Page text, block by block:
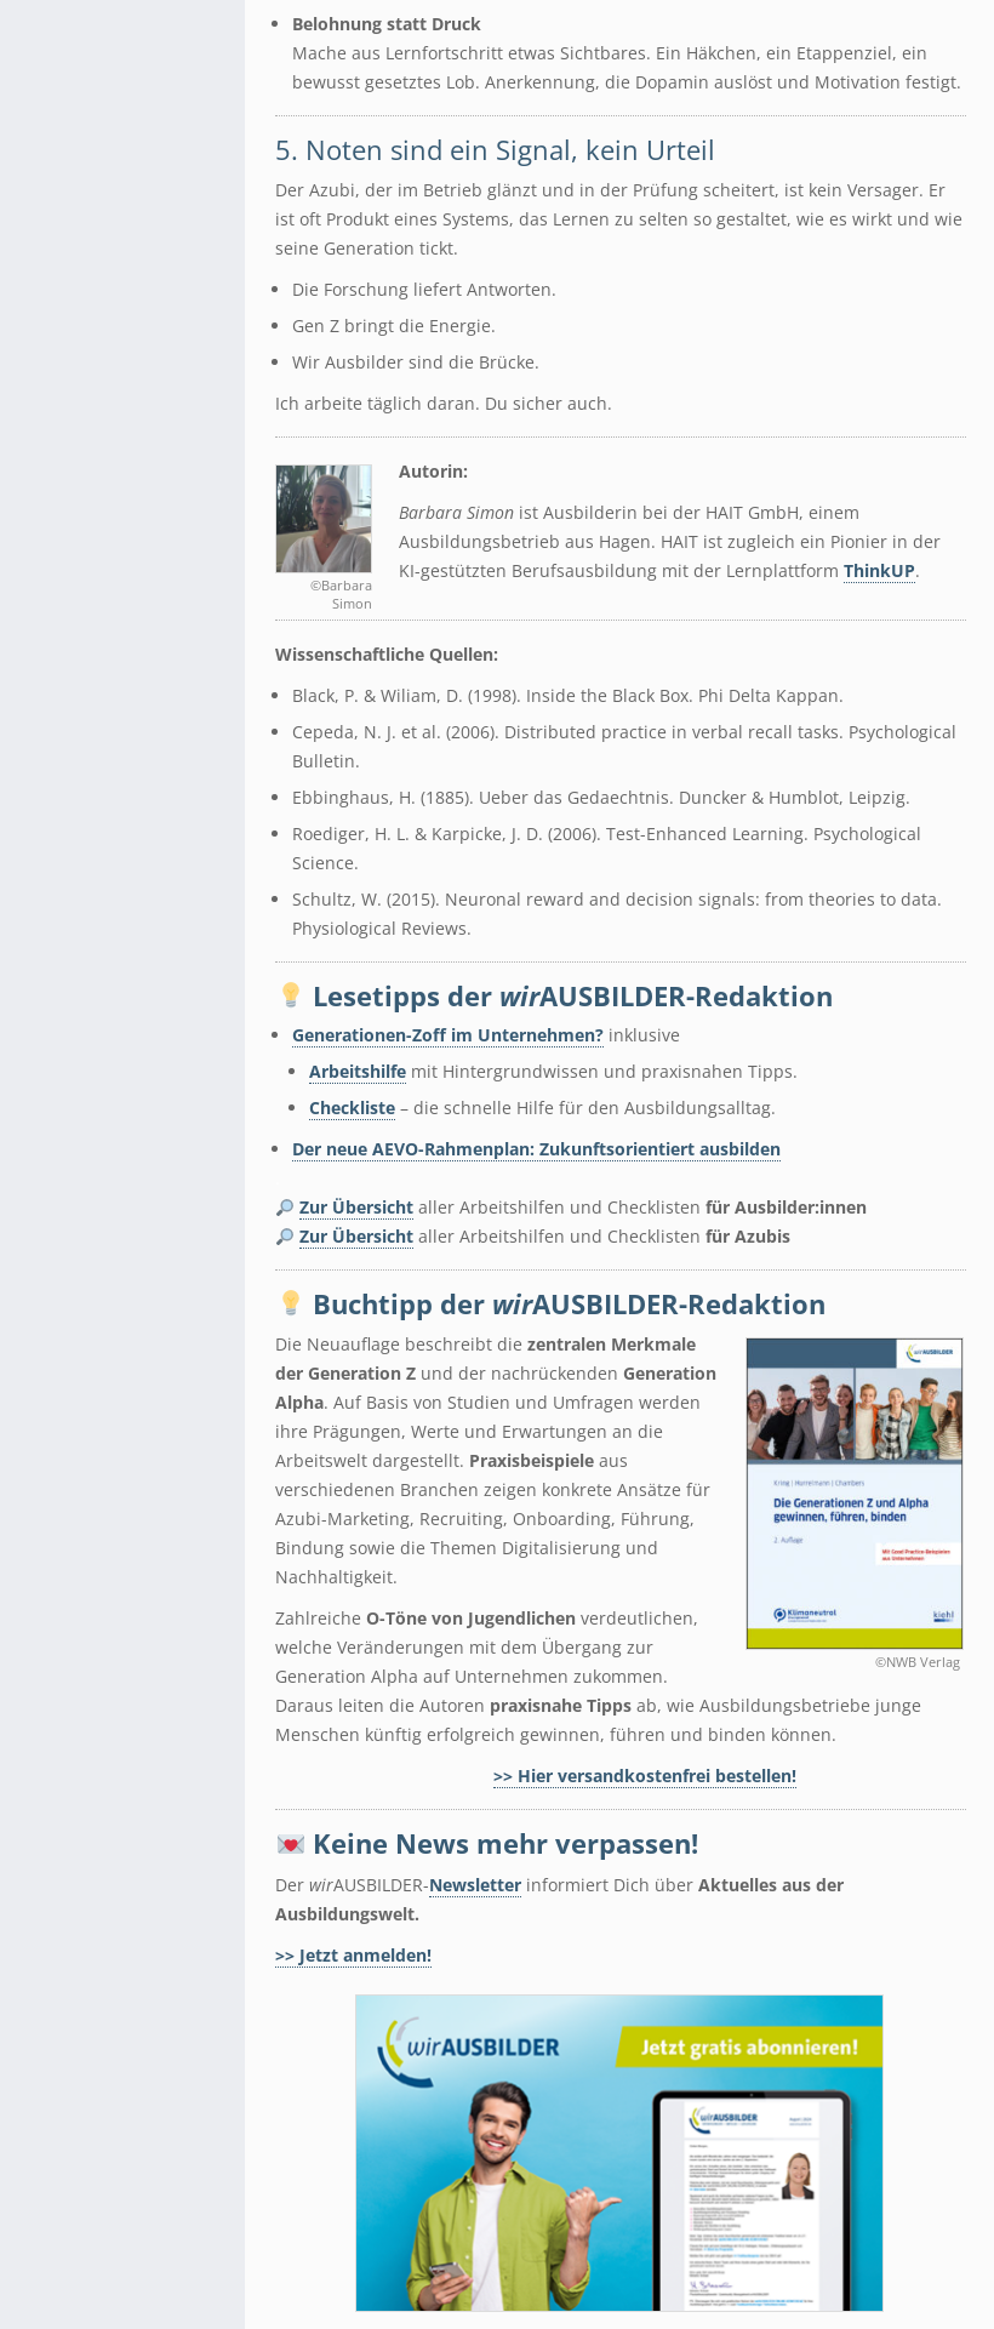
Belohnung statt Druck
Mache aus Lernfortschritt etwas Sichtbares. Ein Häkchen, ein Etappenziel, ein
bewusst gesetztes Lob. Anerkennung, die Dopamin auslöst und Motivation festigt.
5. Noten sind ein Signal, kein Urteil
Der Azubi, der im Betrieb glänzt und in der Prüfung scheitert, ist kein Versager. Er
ist oft Produkt eines Systems, das Lernen zu selten so gestaltet, wie es wirkt und wie
seine Generation tickt.
Die Forschung liefert Antworten.
Gen Z bringt die Energie.
Wir Ausbilder sind die Brücke.
Ich arbeite täglich daran. Du sicher auch.
©Barbara
Simon
Autorin:
Barbara Simon ist Ausbilderin bei der HAIT GmbH, einem
Ausbildungsbetrieb aus Hagen. HAIT ist zugleich ein Pionier in der
KI-gestützten Berufsausbildung mit der Lernplattform ThinkUP.
Wissenschaftliche Quellen:
Black, P. & Wiliam, D. (1998). Inside the Black Box. Phi Delta Kappan.
Cepeda, N. J. et al. (2006). Distributed practice in verbal recall tasks. Psychological
Bulletin.
Ebbinghaus, H. (1885). Ueber das Gedaechtnis. Duncker & Humblot, Leipzig.
Roediger, H. L. & Karpicke, J. D. (2006). Test-Enhanced Learning. Psychological
Science.
Schultz, W. (2015). Neuronal reward and decision signals: from theories to data.
Physiological Reviews.
Lesetipps der wirAUSBILDER-Redaktion
Generationen-Zoff im Unternehmen? inklusive
Arbeitshilfe mit Hintergrundwissen und praxisnahen Tipps.
Checkliste – die schnelle Hilfe für den Ausbildungsalltag.
Der neue AEVO-Rahmenplan: Zukunftsorientiert ausbilden
Zur Übersichtaller Arbeitshilfen und Checklisten für Ausbilder:innen
Zur Übersichtaller Arbeitshilfen und Checklisten für Azubis
Buchtipp der wirAUSBILDER-Redaktion
©NWB Verlag
Die Neuauflage beschreibt die zentralen Merkmale
der Generation Z und der nachrückenden Generation
Alpha. Auf Basis von Studien und Umfragen werden
ihre Prägungen, Werte und Erwartungen an die
Arbeitswelt dargestellt. Praxisbeispiele aus
verschiedenen Branchen zeigen konkrete Ansätze für
Azubi-Marketing, Recruiting, Onboarding, Führung,
Bindung sowie die Themen Digitalisierung und
Nachhaltigkeit.
Zahlreiche O-Töne von Jugendlichen verdeutlichen,
welche Veränderungen mit dem Übergang zur
Generation Alpha auf Unternehmen zukommen.
Daraus leiten die Autoren praxisnahe Tipps ab, wie Ausbildungsbetriebe junge
Menschen künftig erfolgreich gewinnen, führen und binden können.
>> Hier versandkostenfrei bestellen!
Keine News mehr verpassen!
Der wirAUSBILDER-Newsletter informiert Dich über Aktuelles aus der
Ausbildungswelt.
>> Jetzt anmelden!